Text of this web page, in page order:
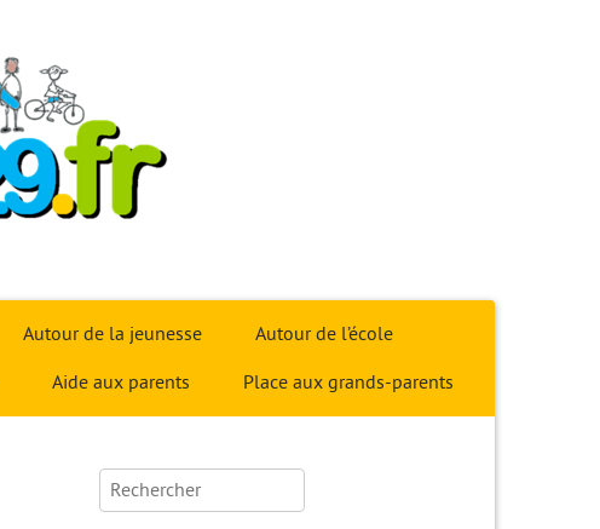
Autour de la jeunesse Autour de l’école
Aide aux parents Place aux grands-parents
Rechercher :